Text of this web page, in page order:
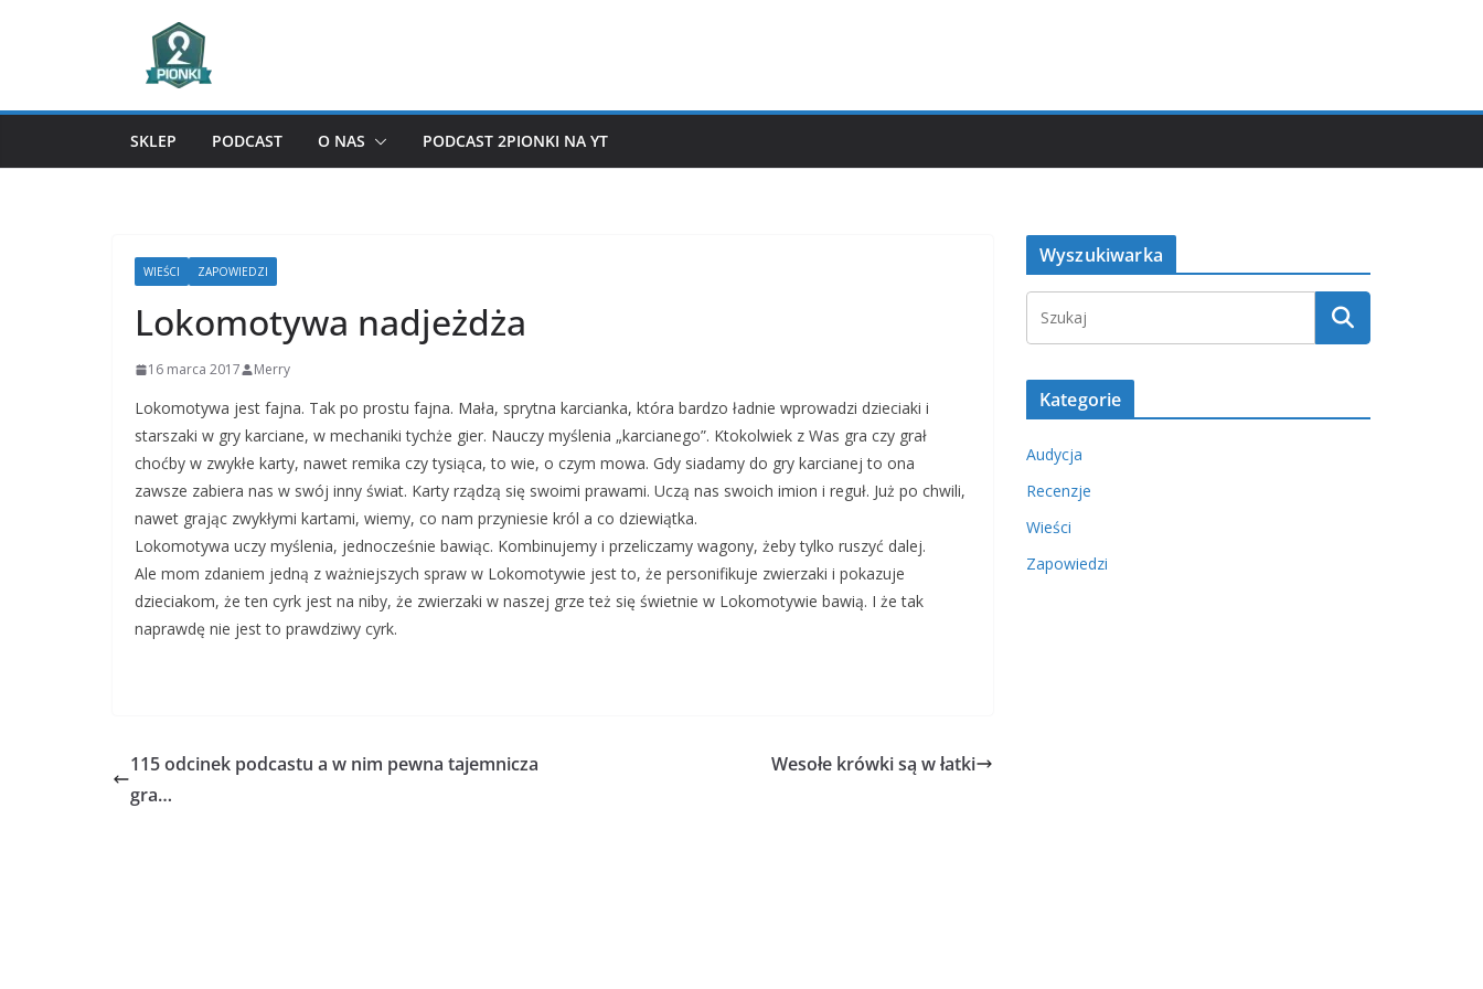
SKLEP PODCAST O NAS PODCAST 2PIONKI NA YT
WIEŚCI ZAPOWIEDZI
Lokomotywa nadjeżdża
16 marca 2017 Merry
Lokomotywa jest fajna. Tak po prostu fajna. Mała, sprytna karcianka, która bardzo ładnie wprowadzi dzieciaki i
starszaki w gry karciane, w mechaniki tychże gier. Nauczy myślenia „karcianego”. Ktokolwiek z Was gra czy grał
choćby w zwykłe karty, nawet remika czy tysiąca, to wie, o czym mowa. Gdy siadamy do gry karcianej to ona
zawsze zabiera nas w swój inny świat. Karty rządzą się swoimi prawami. Uczą nas swoich imion i reguł. Już po chwili,
nawet grając zwykłymi kartami, wiemy, co nam przyniesie król a co dziewiątka.
Lokomotywa uczy myślenia, jednocześnie bawiąc. Kombinujemy i przeliczamy wagony, żeby tylko ruszyć dalej.
Ale mom zdaniem jedną z ważniejszych spraw w Lokomotywie jest to, że personifikuje zwierzaki i pokazuje
dzieciakom, że ten cyrk jest na niby, że zwierzaki w naszej grze też się świetnie w Lokomotywie bawią. I że tak
naprawdę nie jest to prawdziwy cyrk.
115 odcinek podcastu a w nim pewna tajemnicza
gra…
Wesołe krówki są w łatki
Wyszukiwarka
Kategorie
Audycja
Recenzje
Wieści
Zapowiedzi